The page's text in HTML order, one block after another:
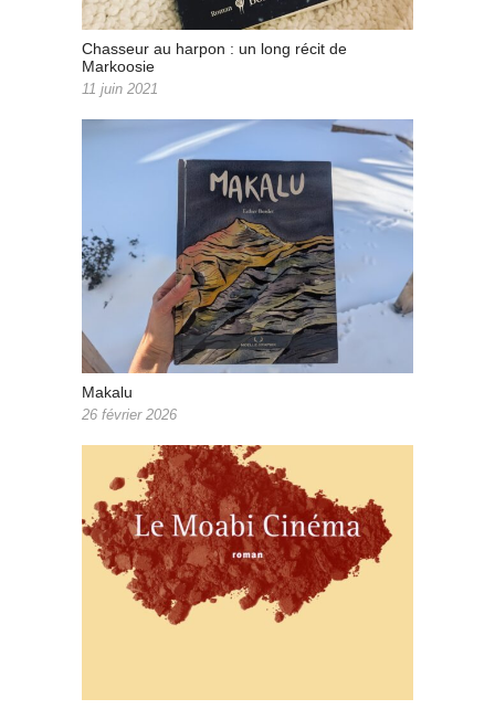
Chasseur au harpon : un long récit de
Markoosie
11 juin 2021
Makalu
26 février 2026